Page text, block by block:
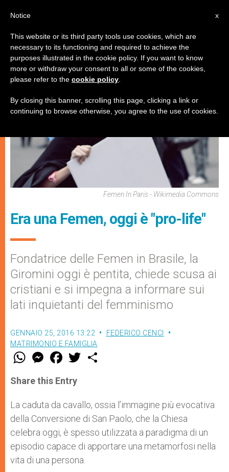
MATRIMONIO E FAMIGLIA
Femen In Paris - Wikimedia Commons
Era una Femen, oggi è "pro-life"
Fondatrice delle Femen in Brasile, la
Giromini oggi è pentita, chiede scusa ai
cristiani e si impegna a informare sui
lati inquietanti del femminismo
GENNAIO 25, 2016 13:22
FEDERICO CENCI
MATRIMONIO E FAMIGLIA
W
t
s
p
p
M
e
s
e
g
e
r
F
a
e
b
o
k
w
r
Share this Entry
La caduta da cavallo, ossia l’immagine più evocativa
della Conversione di San Paolo, che la Chiesa
celebra oggi, è spesso utilizzata a paradigma di un
episodio capace di apportare una metamorfosi nella
vita di una persona.
x
Notice
This website or its third party tools use cookies, which are
necessary to its functioning and required to achieve the
purposes illustrated in the cookie policy. If you want to know
more or withdraw your consent to all or some of the cookies,
please refer to the cookie policy
By closing this banner, scrolling this page, clicking a link or
continuing to browse otherwise, you agree to the use of cookies.